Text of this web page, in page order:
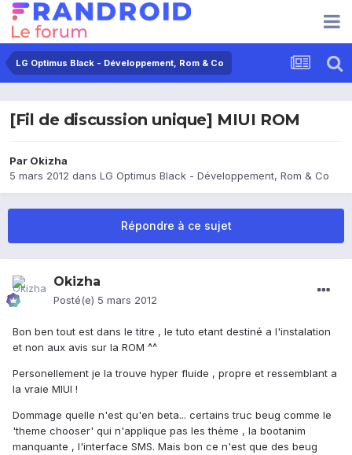
LG Optimus Black - Développement, Rom & Co
[Fil de discussion unique] MIUI ROM
Par Okizha
5 mars 2012 dans LG Optimus Black - Développement, Rom & Co
Répondre à ce sujet
Okizha
Posté(e) 5 mars 2012
Bon ben tout est dans le titre , le tuto etant destiné a l'instalation
et non aux avis sur la ROM ^^
Personellement je la trouve hyper fluide , propre et ressemblant a
la vraie MIUI !
Dommage quelle n'est qu'en beta... certains truc beug comme le
'theme chooser' qui n'applique pas les thème , la bootanim
manquante , l'interface SMS. Mais bon ce n'est que des beug